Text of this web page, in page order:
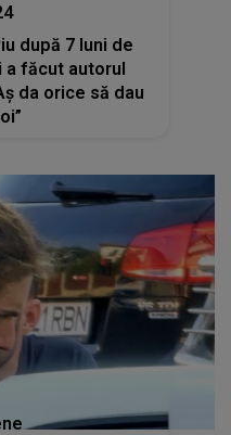
după 7 luni de
a făcut autorul
da orice să dau